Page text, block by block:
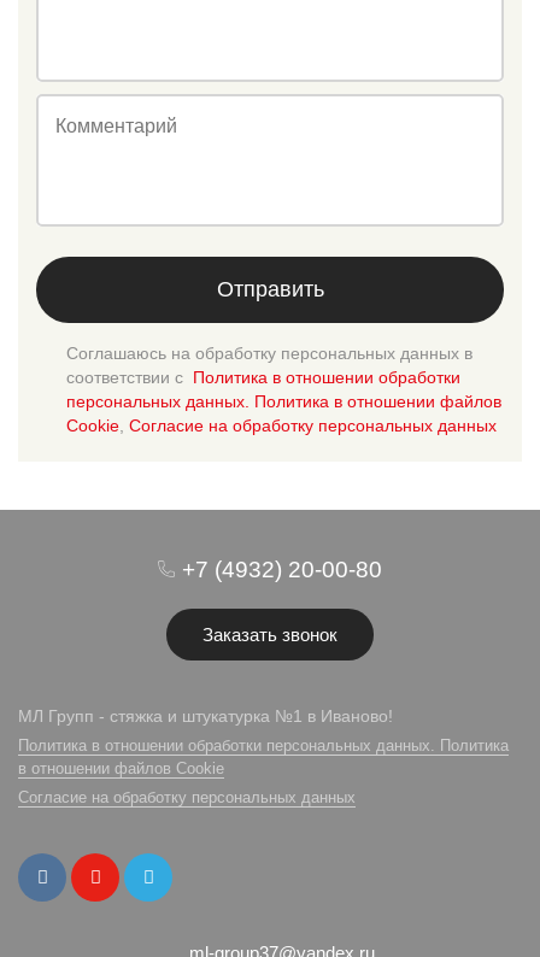
Комментарий
Отправить
Соглашаюсь на обработку персональных данных в
соответствии с Политика в отношении обработки
персональных данных. Политика в отношении файлов
Cookie Согласие на обработку персональных данных
+7 (4932) 20-00-80
Заказать звонок
МЛ Групп - стяжка и штукатурка №1 в Иваново!
Политика в отношении обработки персональных данных. Политика
в отношении файлов Cookie
Согласие на обработку персональных данных
ml-group37@yandex.ru